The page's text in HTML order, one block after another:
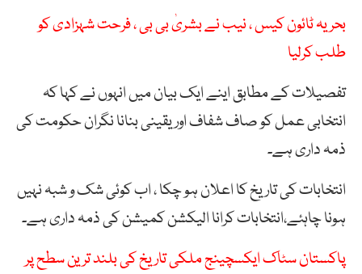
بحریہ ٹائون کیس ، نیب نے بشریٰ بی بی ، فرحت شہزادی کو
طلب کرلیا
تفصیلات کے مطابق اینے ایک بیان میں انہوں نے کہا کہ
انتخابی عمل کو صاف شفاف اور یقینی بنانا نگران حکومت کی
ذمہ داری ہے۔
انتخابات کی تاریخ کا اعلان ہو چکا ، اب کوئی شک و شبہ نہیں
ہونا چاہئے،انتخابات کرانا الیکشن کمیشن کی ذمہ داری ہے۔
پاکستان سٹاک ایکسچینج ملکی تاریخ کی بلند ترین سطح پر